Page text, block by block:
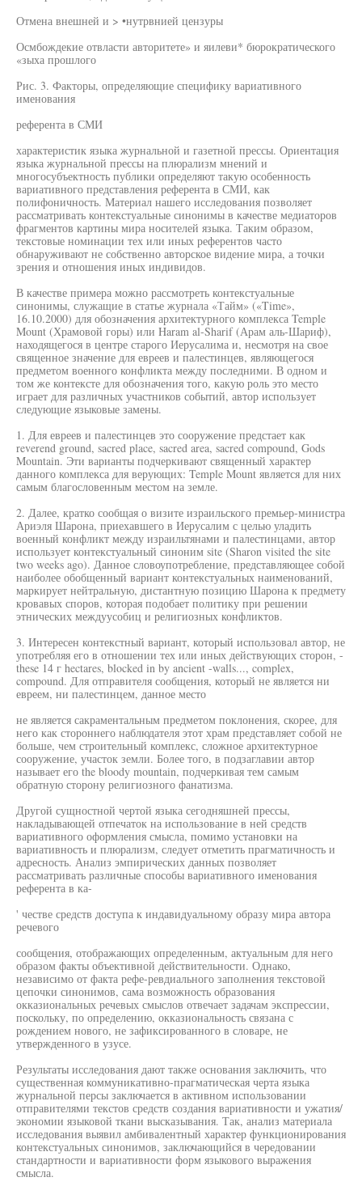
Отмена внешней и > •нутрвнией цензуры
Осмбождекие отвласти авторитете» и яилеви* бюрократического
«зыха прошлого
Рис. 3. Факторы, определяющие специфику вариативного
именования
референта в СМИ
характеристик языка журнальной и газетной прессы. Ориентация
языка журнальной прессы на плюрализм мнений и
многосубъектность публики определяют такую особенность
вариативного представления референта в СМИ, как
полифоничность. Материал нашего исследования позволяет
рассматривать контекстуальные синонимы в качестве медиаторов
фрагментов картины мира носителей языка. Таким образом,
текстовые номинации тех или иных референтов часто
обнаруживают не собственно авторское видение мира, а точки
зрения и отношения иных индивидов.
В качестве примера можно рассмотреть контекстуальные
синонимы, служащие в статье журнала «Тайм» («Time»,
16.10.2000) для обозначения архитектурного комплекса Temple
Mount (Храмовой горы) или Haram al-Sharif (Арам аль-Шариф),
находящегося в центре старого Иерусалима и, несмотря на свое
священное значение для евреев и палестинцев, являющегося
предметом военного конфликта между последними. В одном и
том же контексте для обозначения того, какую роль это место
играет для различных участников событий, автор использует
следующие языковые замены.
1. Для евреев и палестинцев это сооружение предстает как
reverend ground, sacred place, sacred area, sacred compound, Gods
Mountain. Эти варианты подчеркивают священный характер
данного комплекса для верующих: Temple Mount является для них
самым благословенным местом на земле.
2. Далее, кратко сообщая о визите израильского премьер-министра
Ариэля Шарона, приехавшего в Иерусалим с целью уладить
военный конфликт между израильтянами и палестинцами, автор
использует контекстуальный синоним site (Sharon visited the site
two weeks ago). Данное словоупотребление, представляющее собой
наиболее обобщенный вариант контекстуальных наименований,
маркирует нейтральную, дистантную позицию Шарона к предмету
кровавых споров, которая подобает политику при решении
этнических междуусобиц и религиозных конфликтов.
3. Интересен контекстный вариант, который использовал автор, не
употребляя его в отношении тех или иных действующих сторон, -
these 14 г hectares, blocked in by ancient -walls..., complex,
compound. Для отправителя сообщения, который не является ни
евреем, ни палестинцем, данное место
не является сакраментальным предметом поклонения, скорее, для
него как стороннего наблюдателя этот храм представляет собой не
больше, чем строительный комплекс, сложное архитектурное
сооружение, участок земли. Более того, в подзаглавии автор
называет его the bloody mountain, подчеркивая тем самым
обратную сторону религиозного фанатизма.
Другой сущностной чертой языка сегодняшней прессы,
накладывающей отпечаток на использование в ней средств
вариативного оформления смысла, помимо установки на
вариативность и плюрализм, следует отметить прагматичность и
адресность. Анализ эмпирических данных позволяет
рассматривать различные способы вариативного именования
референта в ка-
' честве средств доступа к индавидуальному образу мира автора
речевого
сообщения, отображающих определенным, актуальным для него
образом факты объективной действительности. Однако,
независимо от факта рефе-ревдиального заполнения текстовой
цепочки синонимов, сама возможность образования
окказиональных речевых смыслов отвечает задачам экспрессии,
поскольку, по определению, окказиональность связана с
рождением нового, не зафиксированного в словаре, не
утвержденного в узусе.
Результаты исследования дают также основания заключить, что
существенная коммуникативно-прагматическая черта языка
журнальной персы заключается в активном использовании
отправителями текстов средств создания вариативности и ужатия/
экономии языковой ткани высказывания. Так, анализ материала
исследования выявил амбивалентный характер функционирования
контекстуальных синонимов, заключающийся в чередовании
стандартности и вариативности форм языкового выражения
смысла.